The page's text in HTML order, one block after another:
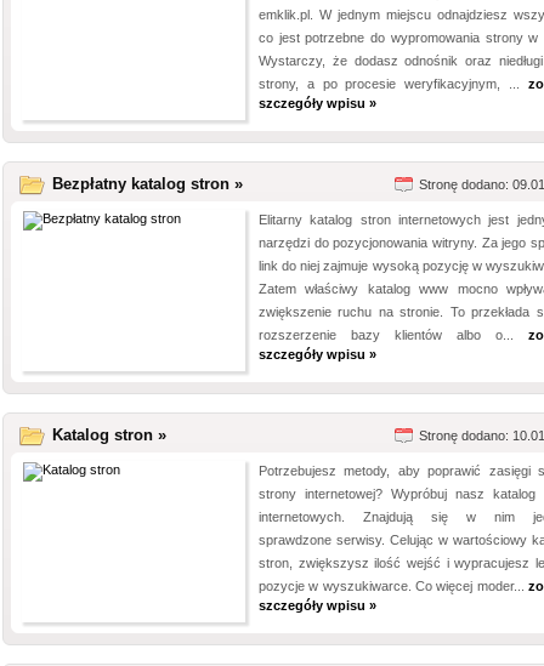
emklik.pl. W jednym miejscu odnajdziesz
co jest potrzebne do wypromowania strony w
Wystarczy, że dodasz odnośnik oraz
strony, a po procesie weryfikacyjnym, ...
szczegóły wpisu »
Bezpłatny katalog stron » Stronę dodano:
Elitarny katalog stron internetowych jest
narzędzi do pozycjonowania witryny. Za jego
link do niej zajmuje wysoką pozycję w
Zatem właściwy katalog www mocno
zwiększenie ruchu na stronie. To przekłada
rozszerzenie bazy klientów albo o...
szczegóły wpisu »
Katalog stron » Stronę dodano:
Potrzebujesz metody, aby poprawić zasięgi
strony internetowej? Wypróbuj nasz katalog
internetowych. Znajdują się w nim
sprawdzone serwisy. Celując w wartościowy
stron, zwiększysz ilość wejść i wypracujesz
pozycje w wyszukiwarce. Co więcej moder...
szczegóły wpisu »